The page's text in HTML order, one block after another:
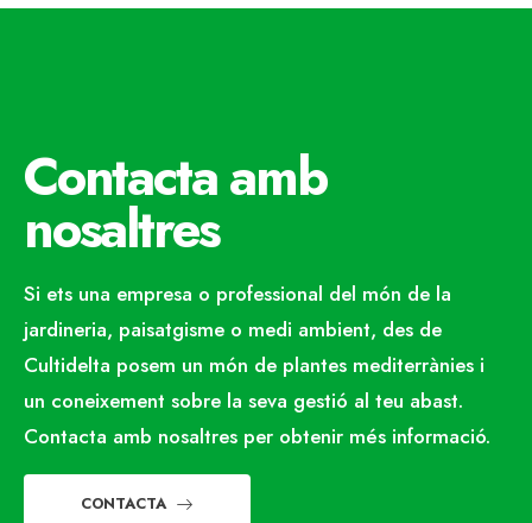
Contacta amb
nosaltres
Si ets una empresa o professional del món de la
jardineria, paisatgisme o medi ambient, des de
Cultidelta posem un món de plantes mediterrànies i
un coneixement sobre la seva gestió al teu abast.
Contacta amb nosaltres per obtenir més informació.
CONTACTA